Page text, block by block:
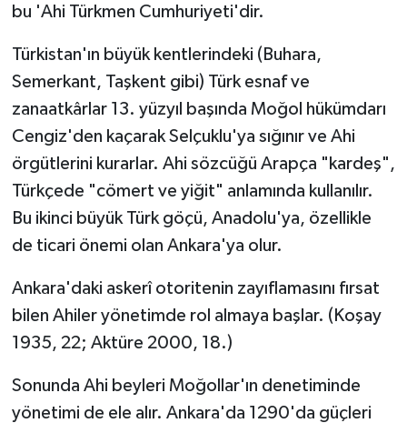
bu 'Ahi Türkmen Cumhuriyeti'dir.
Türkistan'ın büyük kentlerindeki (Buhara,
Semerkant, Taşkent gibi) Türk esnaf ve
zanaatkârlar 13. yüzyıl başında Moğol hükümdarı
Cengiz'den kaçarak Selçuklu'ya sığınır ve Ahi
örgütlerini kurarlar. Ahi sözcüğü Arapça "kardeş",
Türkçede "cömert ve yiğit" anlamında kullanılır.
Bu ikinci büyük Türk göçü, Anadolu'ya, özellikle
de ticari önemi olan Ankara'ya olur.
Ankara'daki askerî otoritenin zayıflamasını fırsat
bilen Ahiler yönetimde rol almaya başlar. (Koşay
1935, 22; Aktüre 2000, 18.)
Sonunda Ahi beyleri Moğollar'ın denetiminde
yönetimi de ele alır. Ankara'da 1290'da güçleri